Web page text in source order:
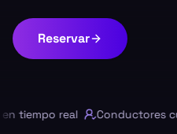
Reservar
tiempo real Conductores